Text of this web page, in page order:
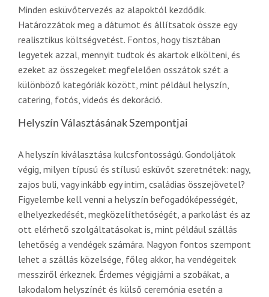
Minden esküvőtervezés az alapoktól kezdődik.
Határozzátok meg a dátumot és állítsatok össze egy
realisztikus költségvetést. Fontos, hogy tisztában
legyetek azzal, mennyit tudtok és akartok elkölteni, és
ezeket az összegeket megfelelően osszátok szét a
különböző kategóriák között, mint például helyszín,
catering, fotós, videós és dekoráció.
Helyszín Választásának Szempontjai
A helyszín kiválasztása kulcsfontosságú. Gondoljátok
végig, milyen típusú és stílusú esküvőt szeretnétek: nagy,
zajos buli, vagy inkább egy intim, családias összejövetel?
Figyelembe kell venni a helyszín befogadóképességét,
elhelyezkedését, megközelíthetőségét, a parkolást és az
ott elérhető szolgáltatásokat is, mint például szállás
lehetőség a vendégek számára. Nagyon fontos szempont
lehet a szállás közelsége, főleg akkor, ha vendégeitek
messziről érkeznek. Érdemes végigjárni a szobákat, a
lakodalom helyszínét és külső ceremónia esetén a